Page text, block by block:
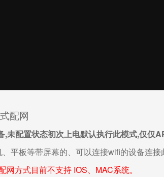
配网
,未配置状态初次上电默认执行此模式,仅仅
平板等带屏幕的、可以连接wifi的设备连接
网方式目前不支持 IOS、MAC系统。